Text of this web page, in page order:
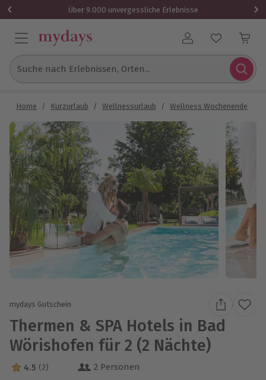
Über 9.000 unvergessliche Erlebnisse
Benutzerkonto
Suche nach Erlebnissen, Orten...
Home / Kurzurlaub / Wellnessurlaub / Wellness Wochenende
mydays Gutschein
Thermen & SPA Hotels in Bad
Wörishofen für 2 (2 Nächte)
4.5 Sterne von 5 aus 2 Bewertungen
4.5 (2) 2 Personen